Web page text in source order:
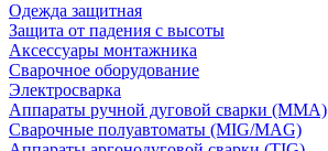
Одежда защитная
Защита от падения с высоты
Аксессуары монтажника
Сварочное оборудование
Электросварка
Аппараты ручной дуговой сварки (MMA)
Сварочные полуавтоматы (MIG/MAG)